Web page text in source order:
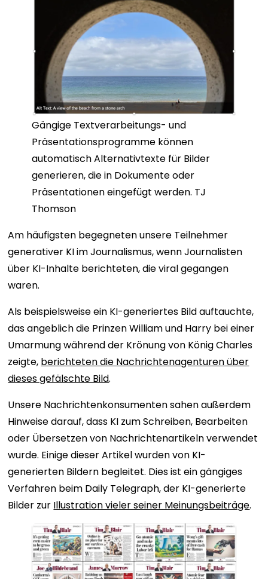
Gängige Textverarbeitungs- und
Präsentationsprogramme können
automatisch Alternativtexte für Bilder
generieren, die in Dokumente oder
Präsentationen eingefügt werden. TJ
Thomson
Am häufigsten begegneten unsere Teilnehmer
generativer KI im Journalismus, wenn Journalisten
über KI-Inhalte berichteten, die viral gegangen
waren.
Als beispielsweise ein KI-generiertes Bild auftauchte,
das angeblich die Prinzen William und Harry bei einer
Umarmung während der Krönung von König Charles
zeigte, berichteten die Nachrichtenagenturen über
dieses gefälschte Bild.
Unsere Nachrichtenkonsumenten sahen außerdem
Hinweise darauf, dass KI zum Schreiben, Bearbeiten
oder Übersetzen von Nachrichtenartikeln verwendet
wurde. Einige dieser Artikel wurden von KI-
generierten Bildern begleitet. Dies ist ein gängiges
Verfahren beim Daily Telegraph, der KI-generierte
Bilder zur Illustration vieler seiner Meinungsbeiträge.